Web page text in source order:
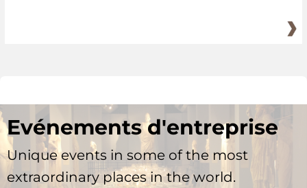
Evénements d'entreprise
Unique events in some of the most
extraordinary places in the world.